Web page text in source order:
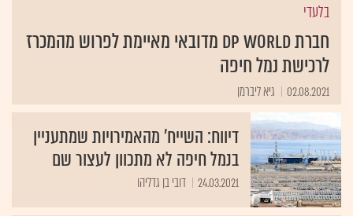
בלעדי
חברת DP WORLD מדובאי מאיימת לפרוש מהמכרז
לרכישת נמל חיפה
02.08.2021 גיא ליברמן
דיווח: השייח' מהאמירויות שמתעניין
בנמל חיפה לא מתכוון לעצור שם
24.03.2021 דובי בן גדליהו